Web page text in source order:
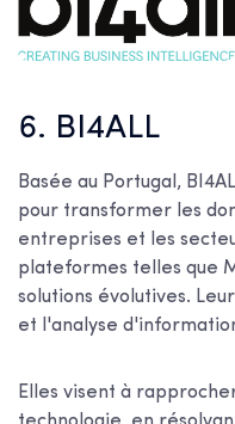
6. BI4ALL
Basée au Portugal,
pour transformer les
entreprises et les
plateformes telles que
solutions évolutives.
et l'analyse
Elles visent à